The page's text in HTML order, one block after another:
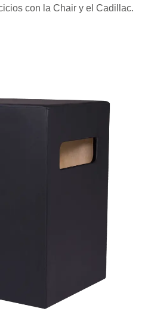
con la Chair y el Cadillac.